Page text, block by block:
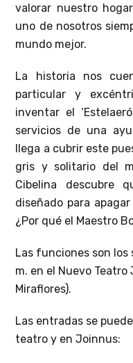
valorar nuestro
uno de nosotros
mundo mejor.
La historia nos
particular y
inventar el
servicios de una
llega a cubrir este
gris y solitario del
Cibelina descubre
diseñado para
¿Por qué el Maestro
Las funciones son los
m. en el Nuevo
Miraflores).
Las entradas se
teatro y en Joinnus: